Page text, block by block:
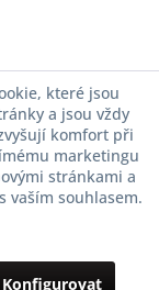
které jsou
a jsou vždy
komfort při
marketingu
stránkami a
vaším souhlasem.
Konfigurovat